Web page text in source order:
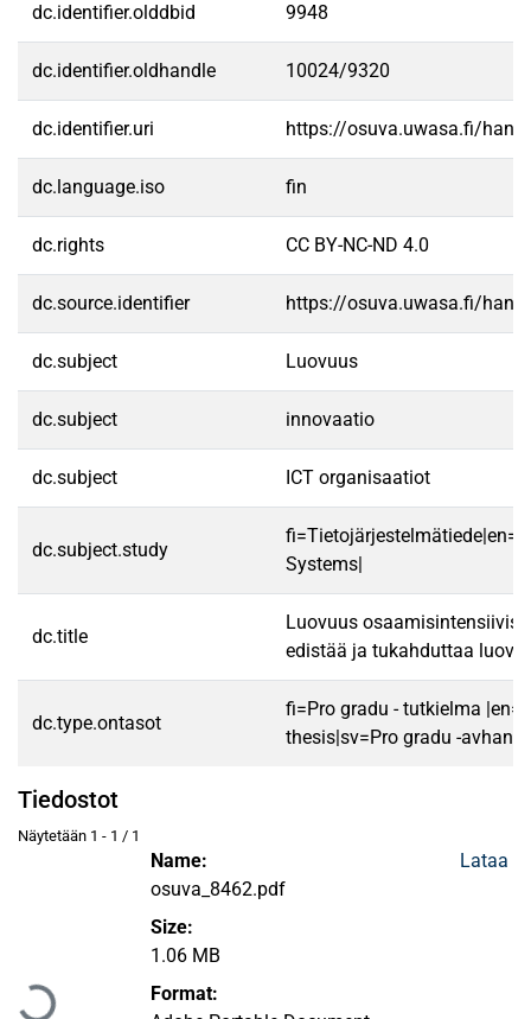
dc.identifier.olddbid 9948
dc.identifier.oldhandle 10024/9320
dc.identifier.uri https://osuva.uwasa.fi/
dc.language.iso fin
dc.rights CC BY-NC-ND 4.0
dc.source.identifier https://osuva.uwasa.fi/
dc.subject Luovuus
dc.subject innovaatio
dc.subject ICT organisaatiot
dc.subject.study
Systems|
dc.title
Luovuus
edistää ja tukahduttaa
dc.type.ontasot
fi=Pro gradu - tutkielma
thesis|sv=Pro gradu -
Tiedostot
Näytetään 1 - 1 / 1
Ladataan...
Name:
osuva_8462.pdf
Size:
1.06 MB
Format:
Lataa